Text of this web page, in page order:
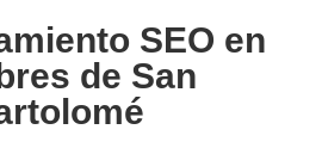
SEO en
de San